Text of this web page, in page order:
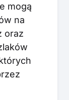
mogą
na
oraz